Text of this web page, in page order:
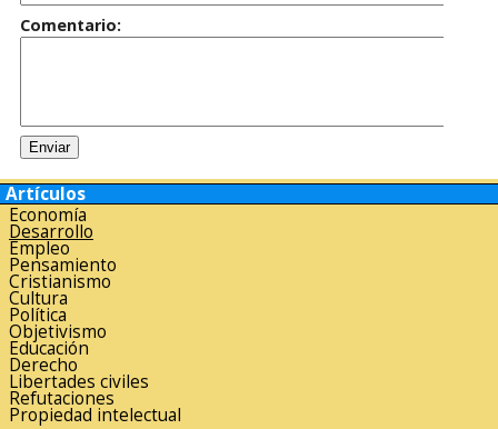
Comentario:
Artículos
Economía
Desarrollo
Empleo
Pensamiento
Cristianismo
Cultura
Política
Objetivismo
Educación
Derecho
Libertades civiles
Refutaciones
Propiedad intelectual